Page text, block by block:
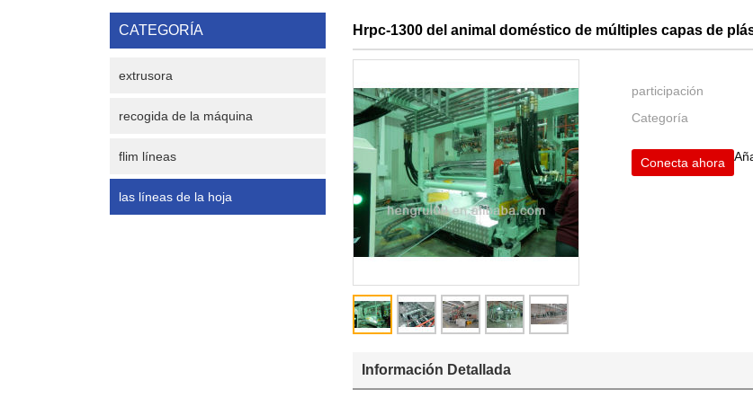
CATEGORÍA
extrusora
recogida de la máquina
flim líneas
las líneas de la hoja
Hrpc-1300 del animal doméstico de múltiples capas de
participación
Categoría
Conecta ahora
Información Detallada